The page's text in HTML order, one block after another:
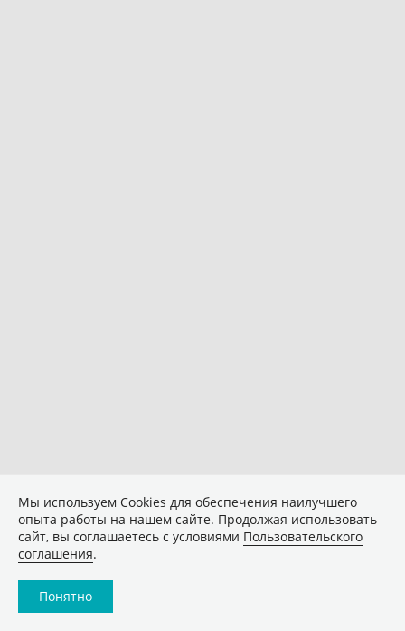
Мы используем Сookies для обеспечения наилучшего
опыта работы на нашем сайте. Продолжая использовать
сайт, вы соглашаетесь с условиями Пользовательского
соглашения.
Понятно